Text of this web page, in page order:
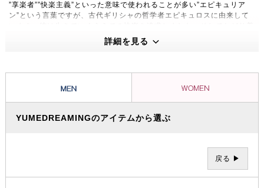
”享楽者””快楽主義”といった意味で使われることが多い”エピキュリア
ン”という言葉ですが、古代ギリシャの哲学者エピキュロスに由来して
いたのが、小さな庭、そこに植えられた数本のイチジクの木、チーズ、
3～4人の友人たち。それさえあれば、満たされた最高に贅沢なひとと
詳細を見る
YUMEDREAMINGのアイテムから選ぶ
戻る ▶